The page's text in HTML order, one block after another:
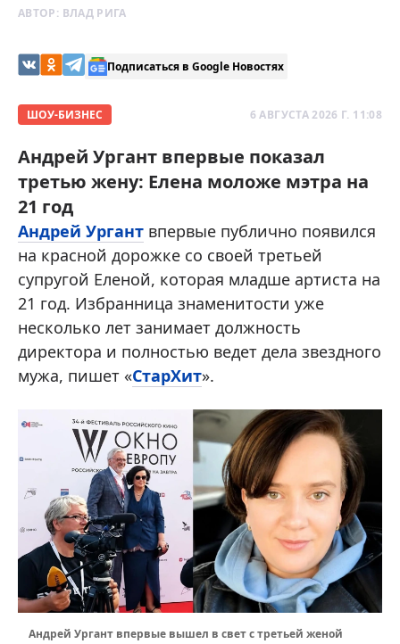
АВТОР: ВЛАД РИГА
Подписаться в Google Новостях
ШОУ-БИЗНЕС 6 АВГУСТА 2026 Г. 11:08
Андрей Ургант впервые показал
третью жену: Елена моложе мэтра на
21 год
Андрей Ургант впервые публично появился
на красной дорожке со своей третьей
супругой Еленой, которая младше артиста на
21 год. Избранница знаменитости уже
несколько лет занимает должность
директора и полностью ведет дела звездного
мужа, пишет «СтарХит».
Андрей Ургант впервые вышел в свет с третьей женой